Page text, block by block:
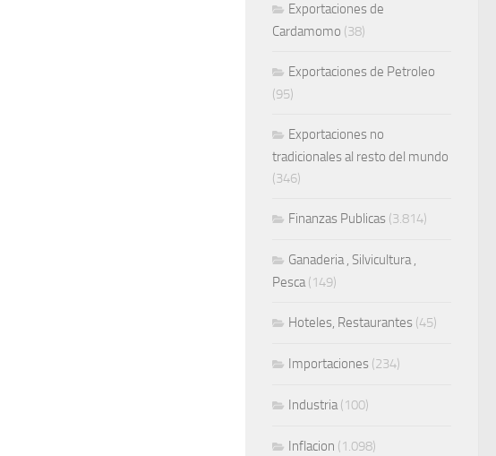
Exportaciones de
Cardamomo (38)
Exportaciones de Petroleo
(95)
Exportaciones no
tradicionales al resto del mundo
(346)
Finanzas Publicas (3.814)
Ganaderia , Silvicultura ,
Pesca(149)
Hoteles, Restaurantes (45)
Importaciones (234)
Industria(100)
Inflacion (1.098)